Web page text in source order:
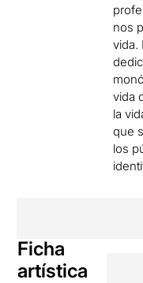
nos
vida.
vida
la
que
los
Ficha
artística